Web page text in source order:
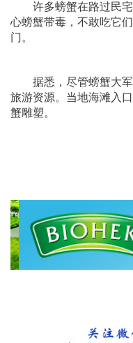
许多螃蟹在路过民宅
心螃蟹带毒，不敢吃它
门。
据悉，尽管螃蟹大军
旅游资源。当地海滩入
蟹雕塑。